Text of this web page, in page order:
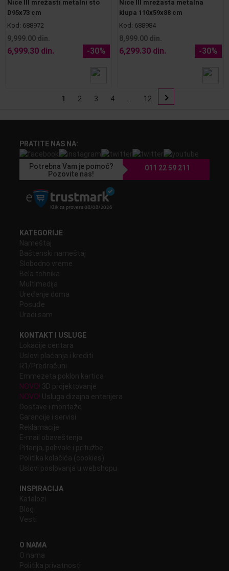
Nice III mrežasti metalni sto
D95x73 cm
Kod: 688972
9,999.00 din.
6,999.30 din. -30%
Nice III mrežasta metalna
klupa 110x59x88 cm
Kod: 688984
8,999.00 din.
6,299.30 din. -30%
1 2 3 4 12
PRATITE NAS NA:
Potrebna Vam je pomoć?
Pozovite nas!
011 22 59 211
KATEGORIJE
Nameštaj
Baštenski nameštaj
Slobodno vreme
Bela tehnika
Multimedija
Uređenje doma
Posuđe
Uradi sam
KONTAKT I USLUGE
Lokacije centara
Uslovi plaćanja i krediti
R1/Predračuni
Emmezeta poklon kartica
NOVO! 3D projektovanje
NOVO!
Usluga dizajna enterijera
Dostave i montaže
Garancije i servisi
Reklamacije
E-mail obaveštenja
Pitanja, pohvale i pritužbe
Politika kolačića (cookies)
Uslovi poslovanja u webshopu
INSPIRACIJA
Katalozi
Blog
Vesti
O NAMA
O nama
Politika privatnosti